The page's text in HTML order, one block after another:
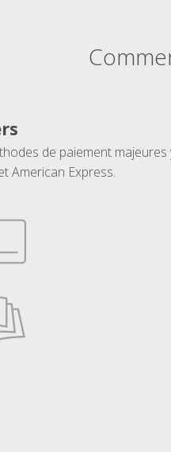
de paiement majeures
American Express.